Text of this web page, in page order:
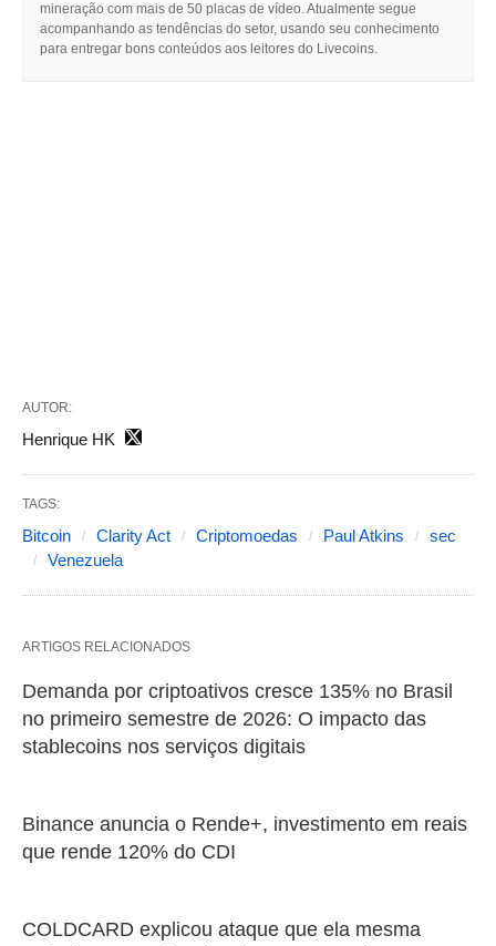
mineração com mais de 50 placas de vídeo. Atualmente segue
acompanhando as tendências do setor, usando seu conhecimento
para entregar bons conteúdos aos leitores do Livecoins.
AUTOR:
Henrique HK
TAGS:
Bitcoin Clarity Act Criptomoedas Paul Atkins
sec
Venezuela
ARTIGOS RELACIONADOS
Demanda por criptoativos cresce 135% no Brasil
no primeiro semestre de 2026: O impacto das
stablecoins nos serviços digitais
Binance anuncia o Rende+, investimento em reais
que rende 120% do CDI
COLDCARD explicou ataque que ela mesma